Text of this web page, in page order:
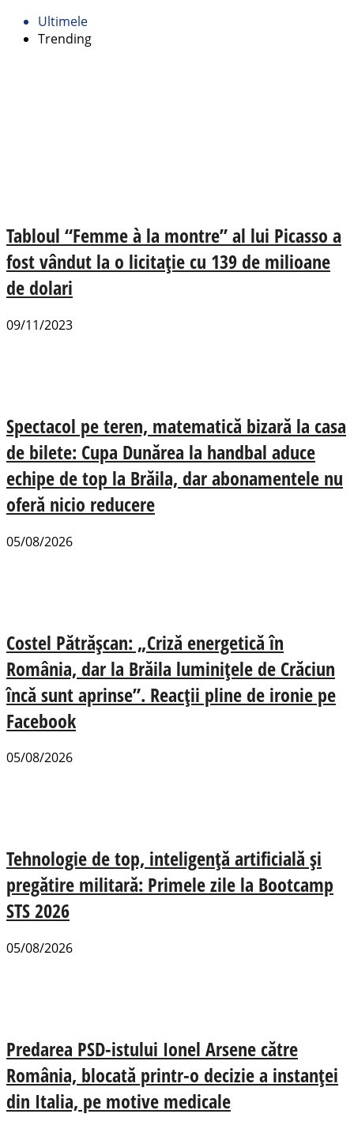
Ultimele
Trending
Tabloul “Femme à la montre” al lui Picasso a
fost vândut la o licitație cu 139 de milioane
de dolari
09/11/2023
Spectacol pe teren, matematică bizară la casa
de bilete: Cupa Dunărea la handbal aduce
echipe de top la Brăila, dar abonamentele nu
oferă nicio reducere
05/08/2026
Costel Pătrășcan: „Criză energetică în
România, dar la Brăila luminițele de Crăciun
încă sunt aprinse”. Reacții pline de ironie pe
Facebook
05/08/2026
Tehnologie de top, inteligență artificială și
pregătire militară: Primele zile la Bootcamp
STS 2026
05/08/2026
Predarea PSD-istului Ionel Arsene către
România, blocată printr-o decizie a instanței
din Italia, pe motive medicale